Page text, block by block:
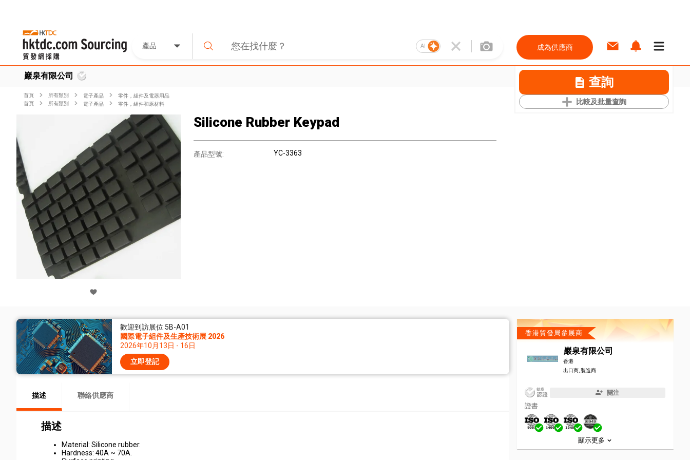
產品 AI 成為供應商
巖泉有限公司 查詢
比較及批量查詢
首頁 所有類別 電子產品
零件，組件及電器用品
首頁
所有類別 電子產品 零件，組件和原材料
Silicone Rubber Keypad
產品型號: YC-3363
歡迎到訪展位 5B-A01
國際電子組件及生產技術展 2026
2026年10月13日 - 16日
立即登記
描述 聯絡供應商
描述
Material: Silicone rubber.
Hardness: 40A ~ 70A.
香港貿發局參展商
巖泉有限公司
香港
出口商, 製造商
關注
證書
顯示更多